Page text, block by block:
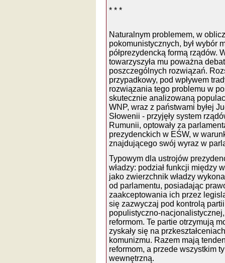
* * *
Naturalnym problemem, w
pokomunistycznych, był wybór
półprezydencką formą rządów.
towarzyszyła mu poważna
poszczególnych rozwiązań.
przypadkowy, pod wpływem
rozwiązania tego problemu w
skutecznie analizowaną
WNP, wraz z państwami byłej
Słowenii - przyjęły system
Rumunii, optowały za
prezydenckich w EŚW, w
znajdującego swój wyraz w
Typowym dla ustrojów
władzy: podział funkcji między
jako zwierzchnik władzy
od parlamentu, posiadając
zaakceptowania ich przez
się zazwyczaj pod kontrolą
populistyczno-
reformom. Te partie otrzymują
zyskały się na
komunizmu. Razem mają
reformom, a przede wszystkim
wewnętrzną.